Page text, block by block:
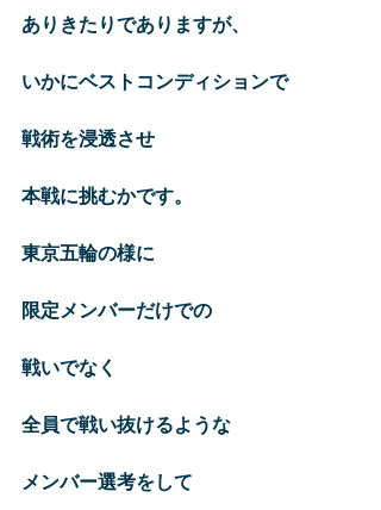
ありきたりでありますが、
いかにベストコンディションで
戦術を浸透させ
本戦に挑むかです。
東京五輪の様に
限定メンバーだけでの
戦いでなく
全員で戦い抜けるような
メンバー選考をして